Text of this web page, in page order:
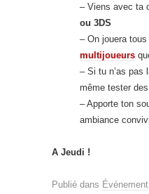
– Viens avec ta
ou 3DS
– On jouera
multijoueurs
– Si tu n’as pas
même tester
– Apporte ton
ambiance
A Jeudi !
Publié dans Événement